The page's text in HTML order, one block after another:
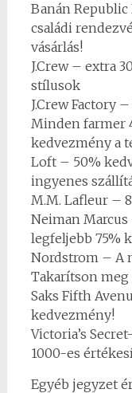
Banán Republic
családi
vásárlás!
J.Crew – extra
stílusok
J.Crew Factory
Minden farmer
kedvezmény a
Loft – 50%
ingyenes
M.M. Lafleur –
Neiman Marcus
legfeljebb 75%
Nordstrom – A
Takarítson
Saks Fifth
kedvezmény!
Victoria’s
1000-es
Egyéb jegyzet